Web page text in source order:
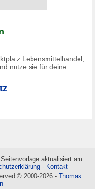
Lebensmittelhandel,
nutze sie für deine
aktualisiert am
- Kontakt
© 2000-2026 - Thomas